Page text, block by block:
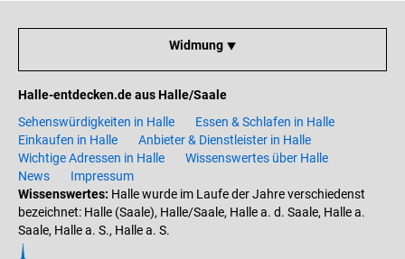
Widmung ⯆
Halle-entdecken.de aus Halle/Saale
Sehenswürdigkeiten in Halle
Essen & Schlafen in Halle
Einkaufen in Halle
Anbieter & Dienstleister in Halle
Wichtige Adressen in Halle
Wissenswertes über Halle
News
Impressum
Wissenswertes: Halle wurde im Laufe der Jahre verschiedenst
bezeichnet: Halle (Saale), Halle/Saale, Halle a. d. Saale, Halle a.
Saale, Halle a. S., Halle a. S.